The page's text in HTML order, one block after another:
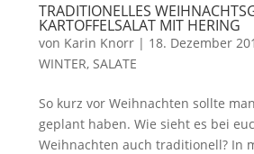
TRADITIONELLES
KARTOFFELSALAT MIT HERING
von Karin Knorr| 18. Dezember
WINTER, SALATE
So kurz vor Weihnachten sollte
geplant haben. Wie sieht es bei
Weihnachten auch traditionell? In